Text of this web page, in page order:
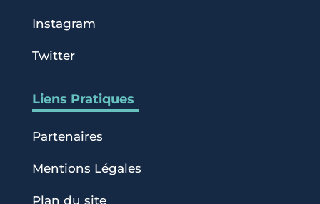
Instagram
Twitter
Liens Pratiques
Partenaires
Mentions Légales
Plan du site